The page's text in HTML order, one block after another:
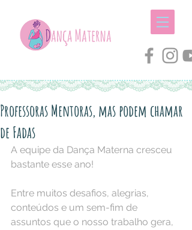
Professoras Mentoras, mas podem chamar
de Fadas
A equipe da Dança Materna cresceu
bastante esse ano!
Entre muitos desafios, alegrias,
conteúdos e um sem-fim de
assuntos que o nosso trabalho gera,